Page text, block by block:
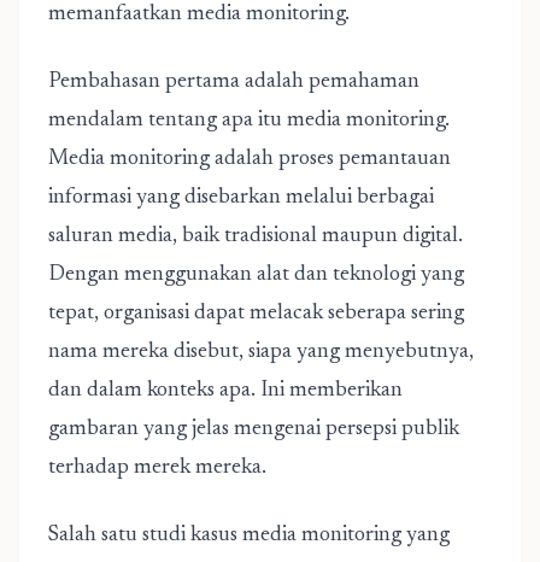
memanfaatkan media monitoring.
Pembahasan pertama adalah pemahaman
mendalam tentang apa itu media monitoring.
Media monitoring adalah proses pemantauan
informasi yang disebarkan melalui berbagai
saluran media, baik tradisional maupun digital.
Dengan menggunakan alat dan teknologi yang
tepat, organisasi dapat melacak seberapa sering
nama mereka disebut, siapa yang menyebutnya,
dan dalam konteks apa. Ini memberikan
gambaran yang jelas mengenai persepsi publik
terhadap merek mereka.
Salah satu studi kasus media monitoring yang